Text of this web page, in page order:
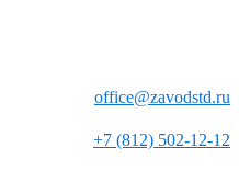
office@zavodstd.ru
+7 (812) 502-12-12